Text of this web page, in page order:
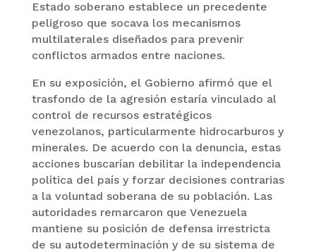
Estado soberano establece un precedente
peligroso que socava los mecanismos
multilaterales diseñados para prevenir
conflictos armados entre naciones.
En su exposición, el Gobierno afirmó que el
trasfondo de la agresión estaría vinculado al
control de recursos estratégicos
venezolanos, particularmente hidrocarburos y
minerales. De acuerdo con la denuncia, estas
acciones buscarían debilitar la independencia
política del país y forzar decisiones contrarias
a la voluntad soberana de su población. Las
autoridades remarcaron que Venezuela
mantiene su posición de defensa irrestricta
de su autodeterminación y de su sistema de